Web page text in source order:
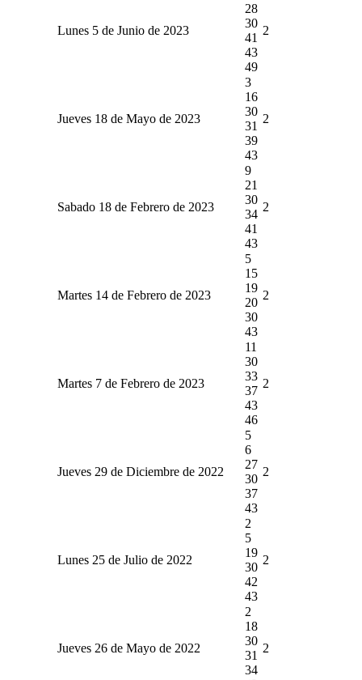
Lunes 5 de Junio de 2023
28
30
41
43
49
2
Jueves 18 de Mayo de 2023
3
16
30
31
39
43
2
Sabado 18 de Febrero de 2023
9
21
30
34
41
43
2
Martes 14 de Febrero de 2023
5
15
19
20
30
43
2
Martes 7 de Febrero de 2023
11
30
33
37
43
46
2
Jueves 29 de Diciembre de 2022
5
6
27
30
37
43
2
Lunes 25 de Julio de 2022
2
5
19
30
42
43
2
Jueves 26 de Mayo de 2022
2
18
30
31
34
2